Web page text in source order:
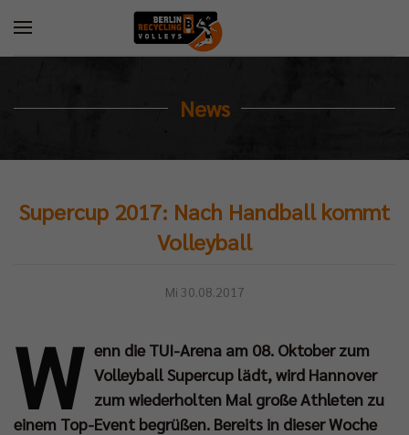
News
Supercup 2017: Nach Handball kommt
Volleyball
Mi 30.08.2017
W enn die TUI-Arena am 08. Oktober zum
Volleyball Supercup lädt, wird Hannover
zum wiederholten Mal große Athleten zu
einem Top-Event begrüßen. Bereits in dieser Woche